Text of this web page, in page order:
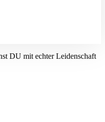
DU mit echter Leidenschaft